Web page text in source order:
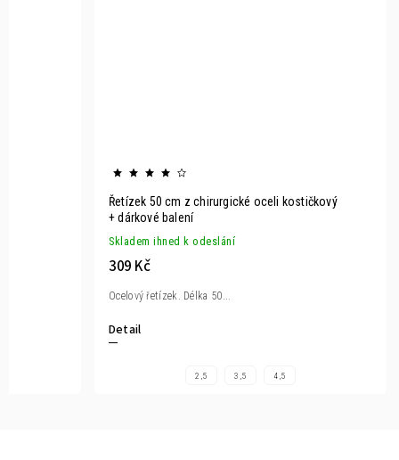
Řetízek 50 cm z chirurgické oceli kostičkový
+ dárkové balení
Skladem ihned k odeslání
309 Kč
Detail
Ocelový řetízek. Délka 50...
2,5 3,5 4,5